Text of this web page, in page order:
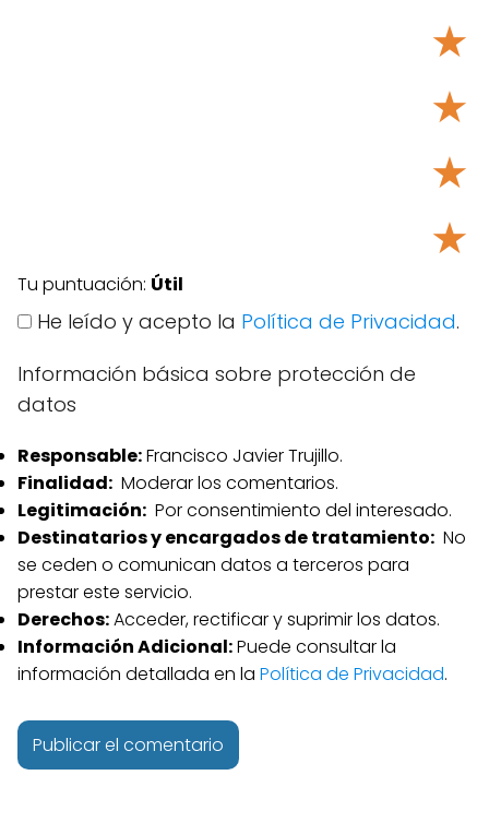
★
★
★
★
Tu puntuación: Útil
He leído y acepto la Política de Privacidad.
Información básica sobre protección de
datos
Responsable:Francisco Javier Trujillo.
Finalidad: Moderar los comentarios.
Legitimación: Por consentimiento del interesado.
Destinatarios y encargados de tratamiento: No
se ceden o comunican datos a terceros para
prestar este servicio.
Derechos:Acceder, rectificar y suprimir los datos.
Información Adicional:Puede consultar la
información detallada en la Política de Privacidad.